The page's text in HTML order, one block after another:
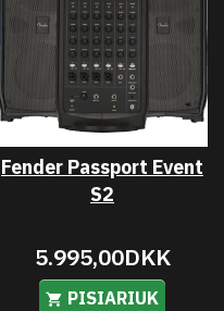
Fender Passport Event
S2
5.995,00DKK
PISIARIUK